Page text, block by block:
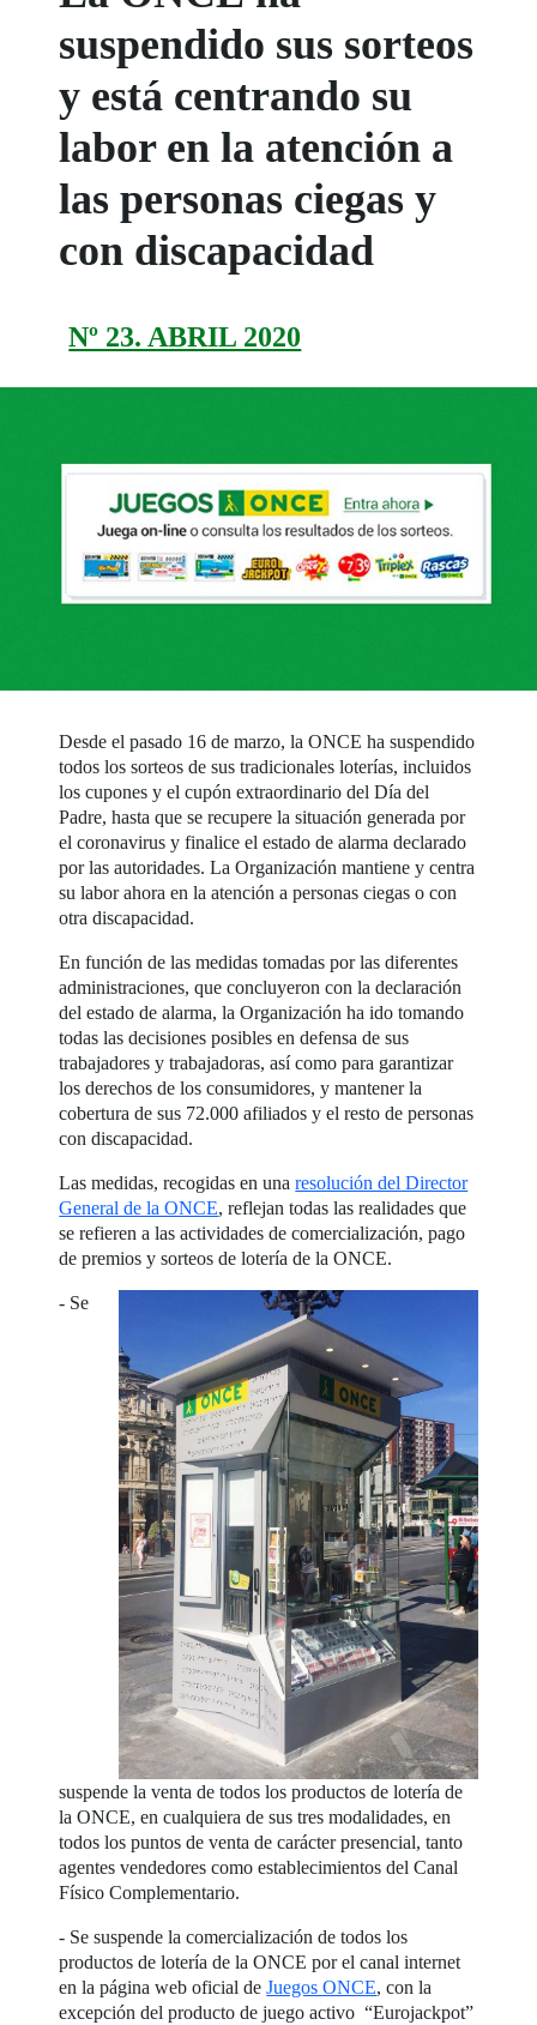
suspendido sus sorteos
y está centrando su
labor en la atención a
las personas ciegas y
con discapacidad
Nº 23. ABRIL 2020
Desde el pasado 16 de marzo, la ONCE ha suspendido
todos los sorteos de sus tradicionales loterías, incluidos
los cupones y el cupón extraordinario del Día del
Padre, hasta que se recupere la situación generada por
el coronavirus y finalice el estado de alarma declarado
por las autoridades. La Organización mantiene y centra
su labor ahora en la atención a personas ciegas o con
otra discapacidad.
En función de las medidas tomadas por las diferentes
administraciones, que concluyeron con la declaración
del estado de alarma, la Organización ha ido tomando
todas las decisiones posibles en defensa de sus
trabajadores y trabajadoras, así como para garantizar
los derechos de los consumidores, y mantener la
cobertura de sus 72.000 afiliados y el resto de personas
con discapacidad.
Las medidas, recogidas en unaresolución del Director
General de la ONCE, reflejan todas las realidades que
se refieren a las actividades de comercialización, pago
de premios y sorteos de lotería de la ONCE.
- Se
suspende la venta de todos los productos de lotería de
la ONCE, en cualquiera de sus tres modalidades, en
todos los puntos de venta de carácter presencial, tanto
agentes vendedores como establecimientos del Canal
Físico Complementario.
- Se suspende la comercialización de todos los
productos de lotería de la ONCE por el canal internet
en la página web oficial deJuegos ONCE, con la
excepción del producto de juego activo “Eurojackpot”